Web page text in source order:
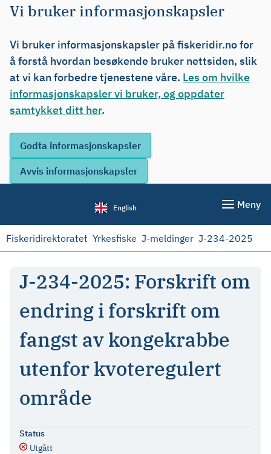
Vi bruker informasjonskapsler
Vi bruker informasjonskapsler på fiskeridir.no for
å forstå hvordan besøkende bruker nettsiden, slik
at vi kan forbedre tjenestene våre. Les om hvilke
informasjonskapsler vi bruker, og oppdater
samtykket ditt her.
English Meny
Fiskeridirektoratet Yrkesfiske J-meldinger J-234-2025
J-234-2025: Forskrift om
endring i forskrift om
fangst av kongekrabbe
utenfor kvoteregulert
område
Status
Utgått